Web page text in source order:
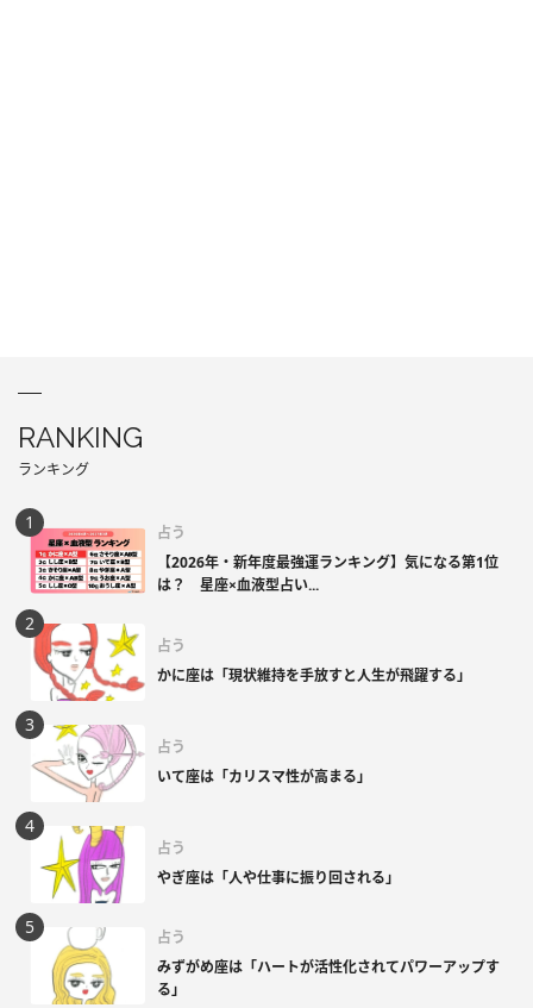
RANKING
ランキング
占う
【2026年・新年度最強運ランキング】気になる第1位
は？ 星座×血液型占い...
占う
かに座は「現状維持を手放すと人生が飛躍する」
占う
いて座は「カリスマ性が高まる」
占う
やぎ座は「人や仕事に振り回される」
占う
みずがめ座は「ハートが活性化されてパワーアップす
る」